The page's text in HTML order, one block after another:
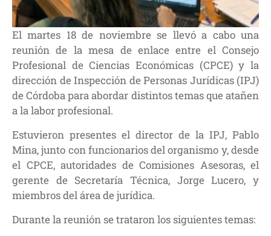
El martes 18 de noviembre se llevó a cabo una
reunión de la mesa de enlace entre el Consejo
Profesional de Ciencias Económicas (CPCE) y la
dirección de Inspección de Personas Jurídicas (IPJ)
de Córdoba para abordar distintos temas que atañen
a la labor profesional.
Estuvieron presentes el director de la IPJ, Pablo
Mina, junto con funcionarios del organismo y, desde
el CPCE, autoridades de Comisiones Asesoras, el
gerente de Secretaría Técnica, Jorge Lucero, y
miembros del área de jurídica.
Durante la reunión se trataron los siguientes temas: